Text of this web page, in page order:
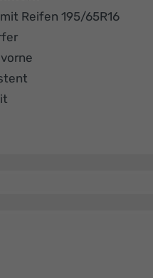
Reifen 195/65R16